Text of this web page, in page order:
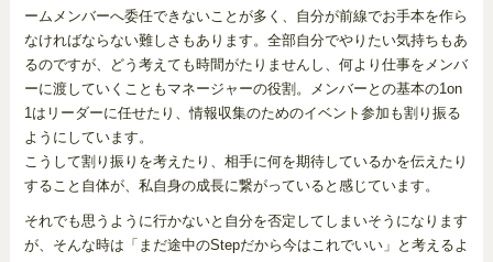
ームメンバーへ委任できないことが多く、自分が前線でお手本を作ら
なければならない難しさもあります。全部自分でやりたい気持ちもあ
るのですが、どう考えても時間がたりませんし、何より仕事をメンバ
ーに渡していくこともマネージャーの役割。メンバーとの基本の1on
1はリーダーに任せたり、情報収集のためのイベント参加も割り振る
ようにしています。
こうして割り振りを考えたり、相手に何を期待しているかを伝えたり
すること自体が、私自身の成長に繋がっていると感じています。
それでも思うように行かないと自分を否定してしまいそうになります
が、そんな時は「まだ途中のStepだから今はこれでいい」と考えるよ